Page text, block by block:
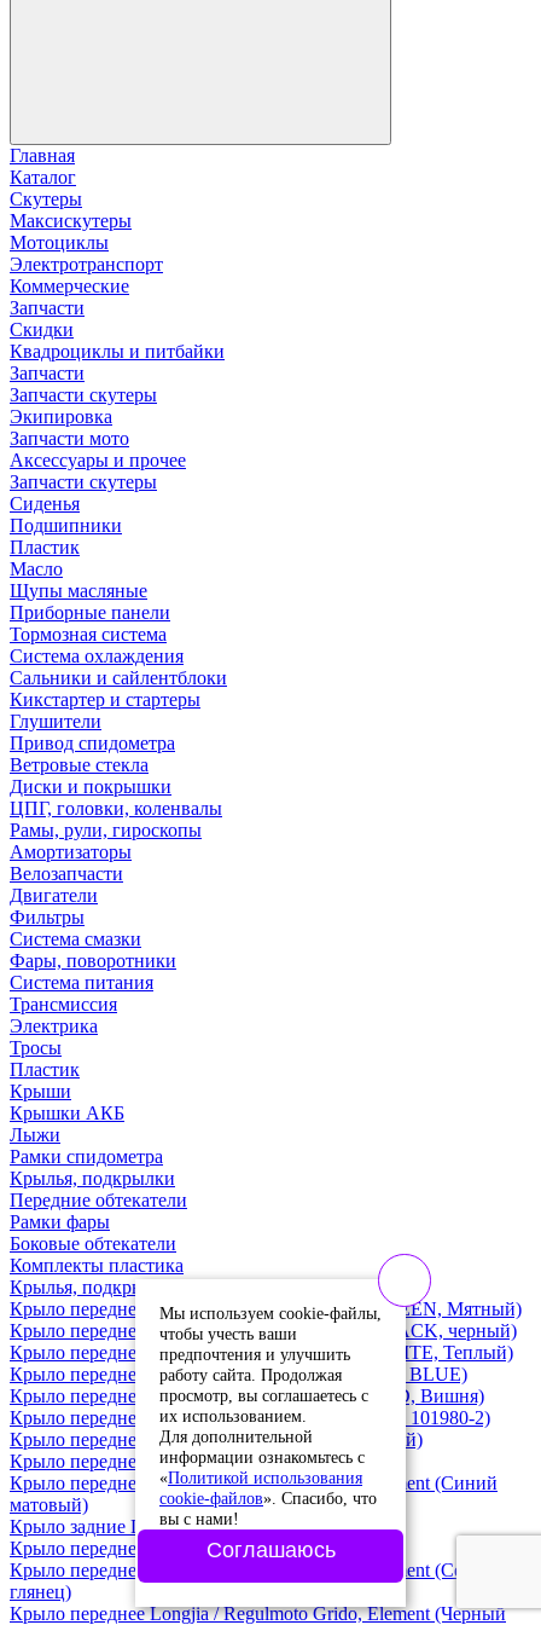
Главная
Каталог
Скутеры
Максискутеры
Мотоциклы
Электротранспорт
Коммерческие
Запчасти
Скидки
Квадроциклы и питбайки
Запчасти
Запчасти скутеры
Экипировка
Запчасти мото
Аксессуары и прочее
Запчасти скутеры
Сиденья
Подшипники
Пластик
Масло
Щупы масляные
Приборные панели
Тормозная система
Система охлаждения
Сальники и сайлентблоки
Кикстартер и стартеры
Глушители
Привод спидометра
Ветровые стекла
Диски и покрышки
ЦПГ, головки, коленвалы
Рамы, рули, гироскопы
Амортизаторы
Велозапчасти
Двигатели
Фильтры
Система смазки
Фары, поворотники
Система питания
Трансмиссия
Электрика
Тросы
Пластик
Крыши
Крышки АКБ
Лыжи
Рамки спидометра
Крылья, подкрылки
Передние обтекатели
Рамки фары
Боковые обтекатели
Комплекты пластика
Крылья, подкрылки
Крыло переднее (задняя часть) Vento Retro (GREEN, Мятный)
Крыло переднее (задняя часть) Vento Retro (BLACK, черный)
Крыло переднее (задняя часть) Vento Retro (WHITE, Теплый)
Крыло переднее Vento Inferno 150-170cc (MATT BLUE)
Крыло переднее (задняя часть) Vento Retro (RED, Вишня)
Крыло переднее Alpha RM-3 (бордовый глянец, 101980-2)
Крыло переднее Vento Smart-2 (зеленый матовый)
Крыло переднее Vento City (синий глянец)
Крыло переднее Longjia / Regulmoto Grido, Element (Синий
матовый)
Крыло задние Longjia / Regulmoto XDV 300
Крыло переднее верхнее Regulmoto Duke
Крыло переднее Longjia / Regulmoto Grido, Element (Серый
глянец)
Крыло переднее Longjia / Regulmoto Grido, Element (Черный
Мы используем cookie-файлы,
чтобы учесть ваши
предпочтения и улучшить
работу сайта. Продолжая
просмотр, вы соглашаетесь с
их использованием.
Для дополнительной
информации ознакомьтесь с
«Политикой использования
cookie-файлов». Спасибо, что
вы с нами!
Соглашаюсь